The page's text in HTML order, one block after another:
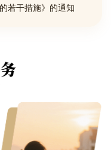
若干措施》的通知